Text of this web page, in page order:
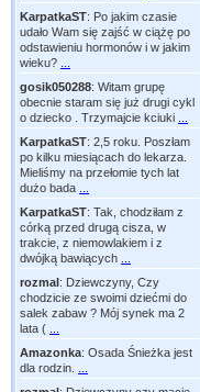
KarpatkaST: Po jakim czasie
udało Wam się zajść w ciążę po
odstawieniu hormonów i w jakim
wieku?
gosik050288: Witam grupę
obecnie staram się już drugi cykl
o dziecko . Trzymajcie kciuki
KarpatkaST: 2,5 roku. Poszłam
po kilku miesiącach do lekarza.
Mieliśmy na przełomie tych lat
dużo bada
KarpatkaST: Tak, chodziłam z
córką przed drugą cisza, w
trakcie, z niemowlakiem i z
dwójką bawiących
rozmal: Dziewczyny, Czy
chodzicie ze swoimi dziećmi do
salek zabaw ? Mój synek ma 2
lata (
Amazonka: Osada Śnieżka jest
dla rodzin.